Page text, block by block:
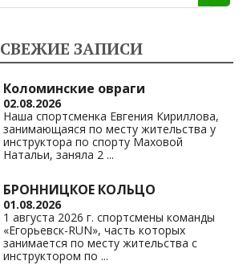
gr
a
m
s
A
p
p
y
Li
n
k
СВЕЖИЕ ЗАПИСИ
Коломинские овраги
02.08.2026
Наша спортсменка Евгения Кириллова,
занимающаяся по месту жительства у
инструктора по спорту Маховой
Натальи, заняла 2 ...
БРОННИЦКОЕ КОЛЬЦО
01.08.2026
1 августа 2026 г. спортсмены команды
«Егорьевск-RUN», часть которых
занимается по месту жительства с
инструктором по ...